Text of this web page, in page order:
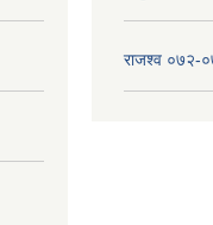
राजश्व ०७२-